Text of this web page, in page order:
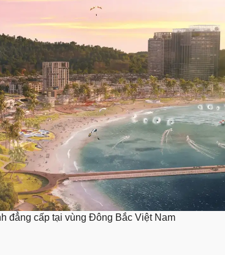
đẳng cấp tại vùng Đông Bắc Việt Nam